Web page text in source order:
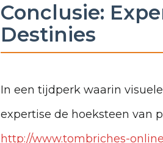
Conclusie:
Destinies
In een tijdperk waarin
expertise de hoeksteen van
http://www.tombriches-